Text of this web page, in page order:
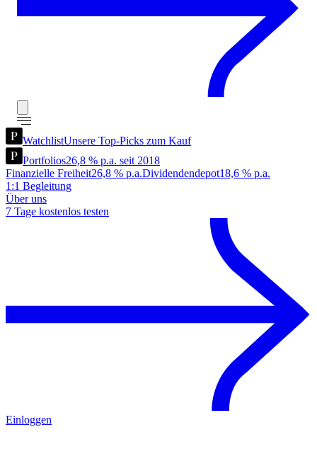
WatchlistUnsere Top-Picks zum Kauf
Portfolios26,8 % p.a. seit 2018
Finanzielle Freiheit26,8 % p.a.Dividendendepot18,6 % p.a.
1:1 Begleitung
Über uns
7 Tage kostenlos testen
Einloggen